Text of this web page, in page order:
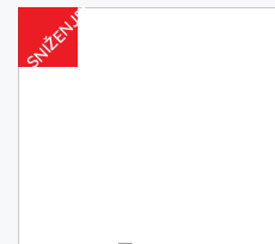
SNIŽENJE!